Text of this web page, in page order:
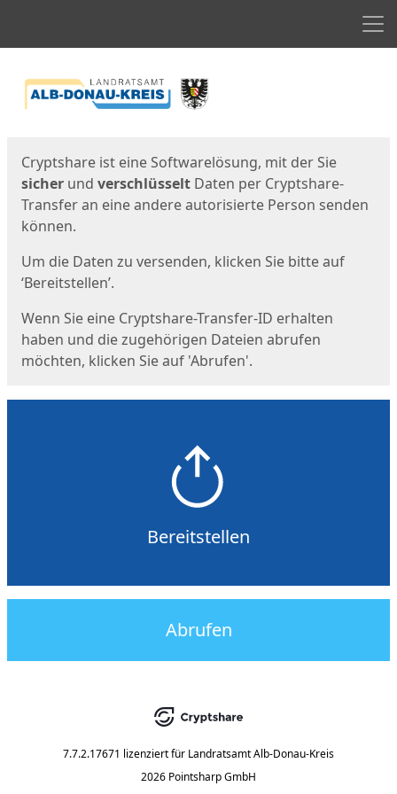
Cryptshare ist eine Softwarelösung, mit der Sie
sicher und verschlüsselt Daten per Cryptshare-
Transfer an eine andere autorisierte Person senden
können.
Um die Daten zu versenden, klicken Sie bitte auf
‘Bereitstellen’.
Wenn Sie eine Cryptshare-Transfer-ID erhalten
haben und die zugehörigen Dateien abrufen
möchten, klicken Sie auf 'Abrufen'.
Bereitstellen
Abrufen
7.7.2.17671 lizenziert für Landratsamt Alb-Donau-Kreis
2026 Pointsharp GmbH